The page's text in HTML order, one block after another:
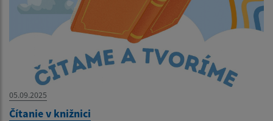
05.09.2025
Čítanie v knižnici